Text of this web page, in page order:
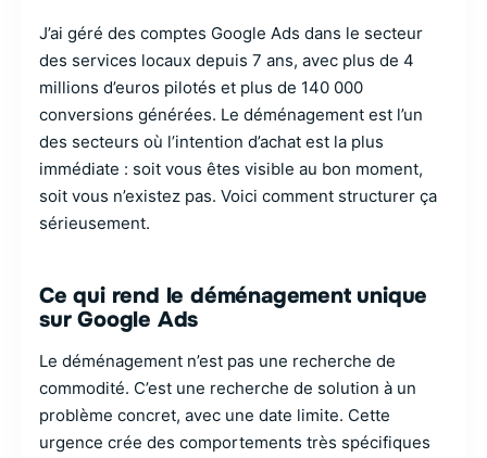
J’ai géré des comptes Google Ads dans le secteur
des services locaux depuis 7 ans, avec plus de 4
millions d’euros pilotés et plus de 140 000
conversions générées. Le déménagement est l’un
des secteurs où l’intention d’achat est la plus
immédiate : soit vous êtes visible au bon moment,
soit vous n’existez pas. Voici comment structurer ça
sérieusement.
Ce qui rend le déménagement unique
sur Google Ads
Le déménagement n’est pas une recherche de
commodité. C’est une recherche de solution à un
problème concret, avec une date limite. Cette
urgence crée des comportements très spécifiques